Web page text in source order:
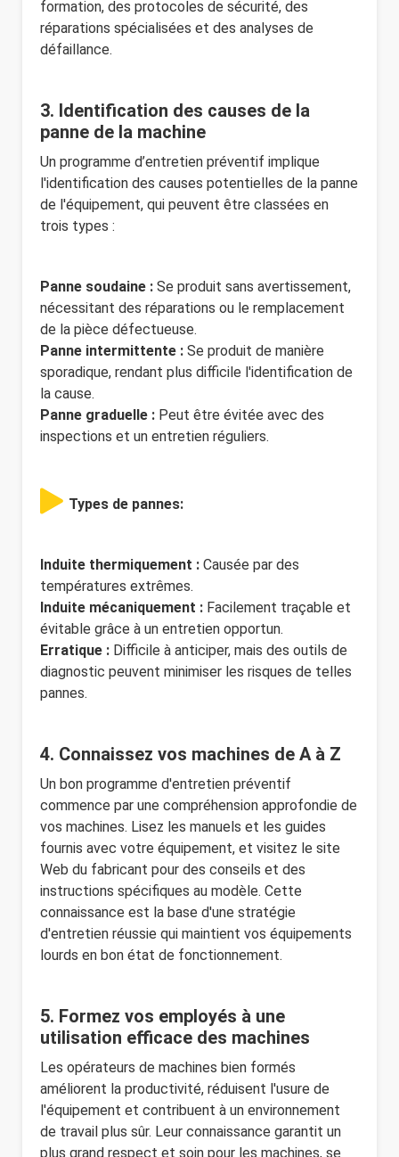
formation, des protocoles de sécurité, des
réparations spécialisées et des analyses de
défaillance.
3. Identification des causes de la
panne de la machine
Un programme d’entretien préventif implique
l'identification des causes potentielles de la panne
de l'équipement, qui peuvent être classées en
trois types :
Panne soudaine : Se produit sans avertissement,
nécessitant des réparations ou le remplacement
de la pièce défectueuse.
Panne intermittente : Se produit de manière
sporadique, rendant plus difficile l'identification de
la cause.
Panne graduelle : Peut être évitée avec des
inspections et un entretien réguliers.
Types de pannes:
Induite thermiquement : Causée par des
températures extrêmes.
Induite mécaniquement : Facilement traçable et
évitable grâce à un entretien opportun.
Erratique : Difficile à anticiper, mais des outils de
diagnostic peuvent minimiser les risques de telles
pannes.
4. Connaissez vos machines de A à Z
Un bon programme d'entretien préventif
commence par une compréhension approfondie de
vos machines. Lisez les manuels et les guides
fournis avec votre équipement, et visitez le site
Web du fabricant pour des conseils et des
instructions spécifiques au modèle. Cette
connaissance est la base d'une stratégie
d'entretien réussie qui maintient vos équipements
lourds en bon état de fonctionnement.
5. Formez vos employés à une
utilisation efficace des machines
Les opérateurs de machines bien formés
améliorent la productivité, réduisent l'usure de
l'équipement et contribuent à un environnement
de travail plus sûr. Leur connaissance garantit un
plus grand respect et soin pour les machines, se